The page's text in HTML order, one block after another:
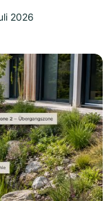
2026